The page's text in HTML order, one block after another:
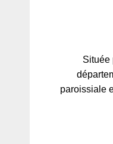
Située
paroissiale